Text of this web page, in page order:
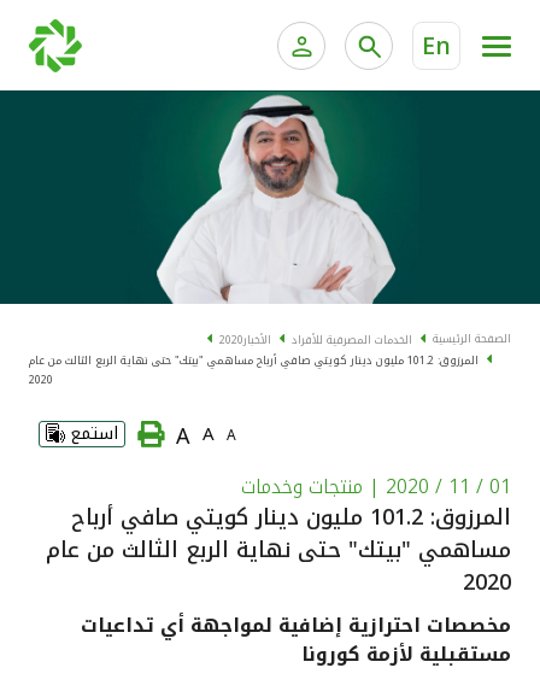
En
الخدمات المصرفية الإلكترونية للأفراد
الخدمات المصرفية الإلكترونية للشركات
خدمة "بيتك" للتداول الإلكتروني
الخدمات المصرفية للأفراد
الحسابات المصرفية
البطاقات
"برامج العملاء"
الاستثمار
القنوات المصرفية
أدوات وخدمات
الصفحة الرئيسية الخدمات المصرفية للأفراد الأخبار2020
المرزوق: 101.2 مليون دينار كويتي صافي أرباح مساهمي "بيتك" حتى نهاية الربع الثالث من عام
2020
A
A
A استمع
01 / 11 / 2020 | منتجات وخدمات
المرزوق: 101.2 مليون دينار كويتي صافي أرباح
مساهمي "بيتك" حتى نهاية الربع الثالث من عام
2020
مخصصات احترازية إضافية لمواجهة أي تداعيات
مستقبلية لأزمة كورونا